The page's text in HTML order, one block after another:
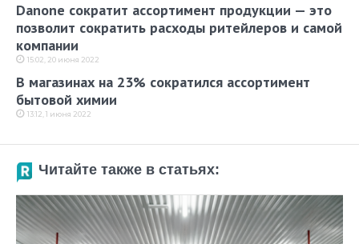
Danone сократит ассортимент продукции — это
позволит сократить расходы ритейлеров и самой
компании
15:02, 20 июня 2022
В магазинах на 23% сократился ассортимент
бытовой химии
13:12, 1 июня 2022
Читайте также в статьях: